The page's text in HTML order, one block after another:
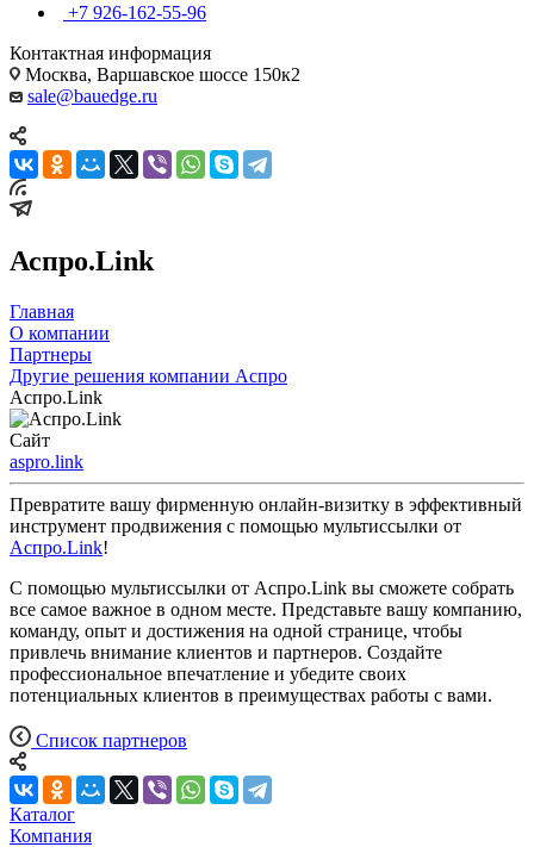
+7 926-162-55-96
Контактная информация
Москва, Варшавское шоссе 150к2
sale@bauedge.ru
Аспро.Link
Главная
О компании
Партнеры
Другие решения компании Аспро
Аспро.Link
Сайт
aspro.link
Превратите вашу фирменную онлайн-визитку в эффективный
инструмент продвижения с помощью мультиссылки от
Аспро.Link!
С помощью мультиссылки от Аспро.Link вы сможете собрать
все самое важное в одном месте. Представьте вашу компанию,
команду, опыт и достижения на одной странице, чтобы
привлечь внимание клиентов и партнеров. Создайте
профессиональное впечатление и убедите своих
потенциальных клиентов в преимуществах работы с вами.
Список партнеров
Каталог
Компания